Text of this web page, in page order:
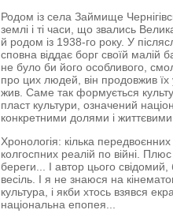
Родом із села Займище
землі і ті часи, що звались
й родом із 1938-го року. У
сповна віддає борг своїй малій
не було би його особливого,
про цих людей, він продовжив їх
жив. Саме так формується
пласт культури, означений
конкретними долями і життєвими
Хронологія: кілька передвоєнних
колгоспних реалій по війні.
береги... І автор цього
весіль. І я не знаюся на
культура, і якби хтось взявся
національна епопея...